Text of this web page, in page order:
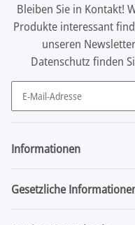
Bleiben Sie in Kontakt!
Produkte interessant
unseren
Datenschutz finden
Newsletter Abonnieren
Informationen
Gesetzliche